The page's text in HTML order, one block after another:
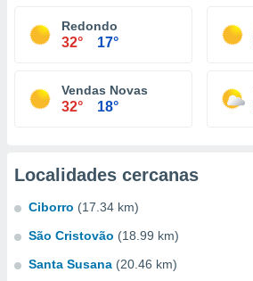
Redondo
32° 17°
Vendas Novas
32° 18°
Localidades cercanas
Ciborro (17.34 km)
São Cristovão (18.99 km)
Santa Susana (20.46 km)